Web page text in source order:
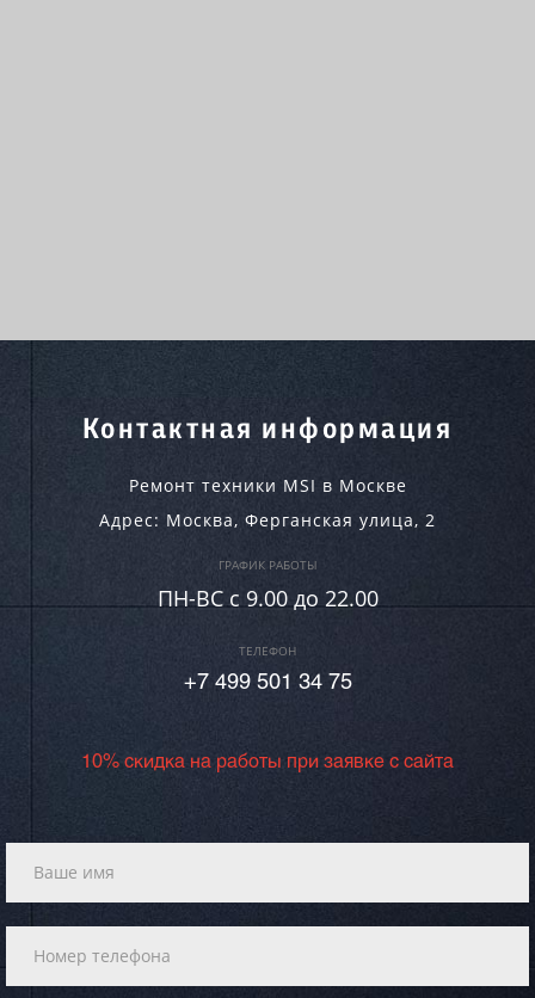
Контактная информация
Ремонт техники MSI в Москве
Адрес: Москва, Ферганская улица, 2
ГРАФИК РАБОТЫ
ПН-ВC c 9.00 до 22.00
ТЕЛЕФОН
+7 499 501 34 75
10% скидка на работы при заявке с сайта